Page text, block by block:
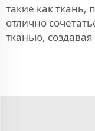
такие какткань,
отлично
тканью,